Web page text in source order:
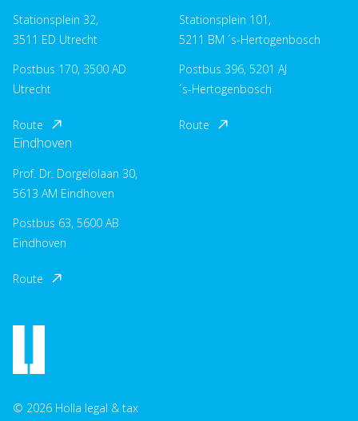
Stationsplein 32,
3511 ED Utrecht
Postbus 170, 3500 AD
Utrecht
Route
Stationsplein 101,
5211 BM ´s-Hertogenbosch
Postbus 396, 5201 AJ
´s-Hertogenbosch
Route
Eindhoven
Prof. Dr. Dorgelolaan 30,
5613 AM Eindhoven
Postbus 63, 5600 AB
Eindhoven
Route
© 2026 Holla legal & tax